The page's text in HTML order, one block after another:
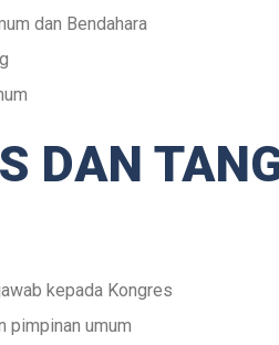
dan Bendahara
DAN
kepada Kongres
pimpinan umum